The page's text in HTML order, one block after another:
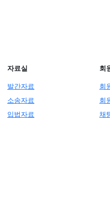
자료실
발간자료
소송자료
입법자료
회
회
회
채